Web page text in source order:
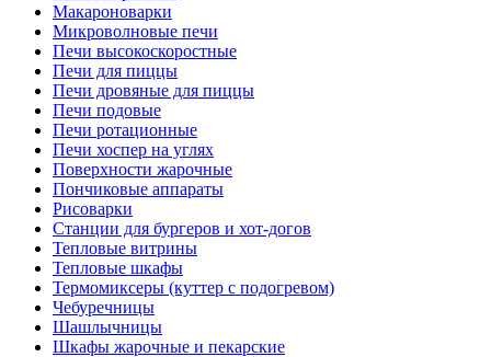
Макароноварки
Микроволновые печи
Печи высокоскоростные
Печи для пиццы
Печи дровяные для пиццы
Печи подовые
Печи ротационные
Печи хоспер на углях
Поверхности жарочные
Пончиковые аппараты
Рисоварки
Станции для бургеров и хот-догов
Тепловые витрины
Тепловые шкафы
Термомиксеры (куттер с подогревом)
Чебуречницы
Шашлычницы
Шкафы жарочные и пекарские